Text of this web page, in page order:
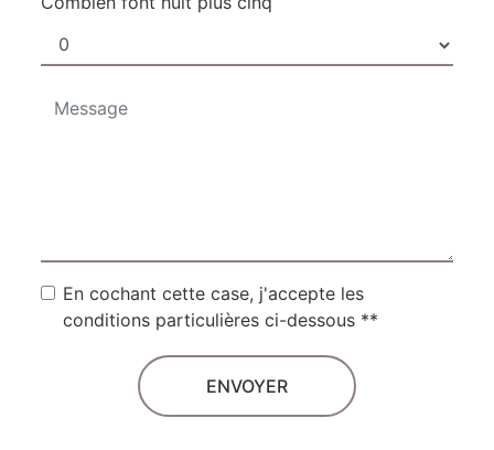
En cochant cette case, j'accepte les
conditions particulières ci-dessous **
ENVOYER